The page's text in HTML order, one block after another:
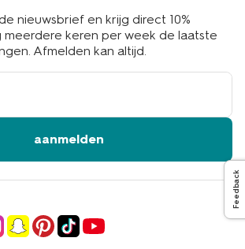
nieuwsbrief en krijg direct 10%
meerdere keren per week de laatste
Afmelden kan altijd.
aanmelden
Feedback